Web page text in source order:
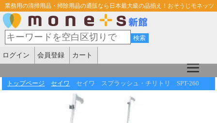
業務用の清掃用品・掃除用品の通販なら日本最大級の品揃え！おそうじモネッツ
ログイン 会員登録 カート
トップページ セイワ セイワ スプラッシュ・チリトリ SPT-260